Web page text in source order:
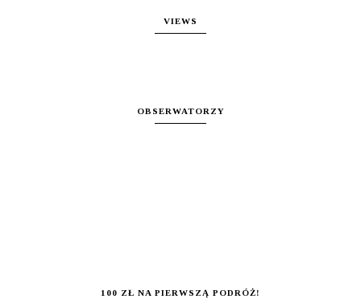
VIEWS
OBSERWATORZY
100 ZŁ NA PIERWSZĄ PODRÓŻ!